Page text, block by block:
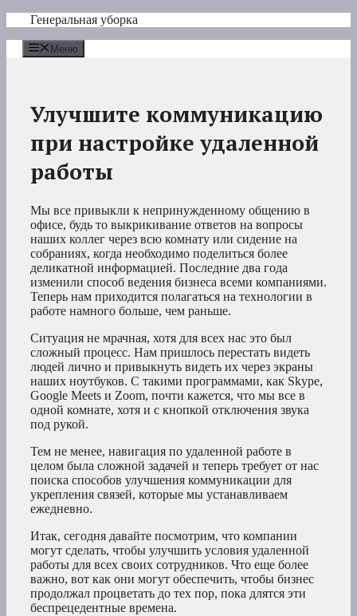
Перейти
содержимому
Генеральная уборка
Меню
Улучшите коммуникацию
при настройке удаленной
работы
Мы все привыкли к непринужденному общению в
офисе, будь то выкрикивание ответов на вопросы
наших коллег через всю комнату или сидение на
собраниях, когда необходимо поделиться более
деликатной информацией. Последние два года
изменили способ ведения бизнеса всеми компаниями.
Теперь нам приходится полагаться на технологии в
работе намного больше, чем раньше.
Ситуация не мрачная, хотя для всех нас это был
сложный процесс. Нам пришлось перестать видеть
людей лично и привыкнуть видеть их через экраны
наших ноутбуков. С такими программами, как Skype,
Google Meets и Zoom, почти кажется, что мы все в
одной комнате, хотя и с кнопкой отключения звука
под рукой.
Тем не менее, навигация по удаленной работе в
целом была сложной задачей и теперь требует от нас
поиска способов улучшения коммуникации для
укрепления связей, которые мы устанавливаем
ежедневно.
Итак, сегодня давайте посмотрим, что компании
могут сделать, чтобы улучшить условия удаленной
работы для всех своих сотрудников. Что еще более
важно, вот как они могут обеспечить, чтобы бизнес
продолжал процветать до тех пор, пока длятся эти
беспрецедентные времена.